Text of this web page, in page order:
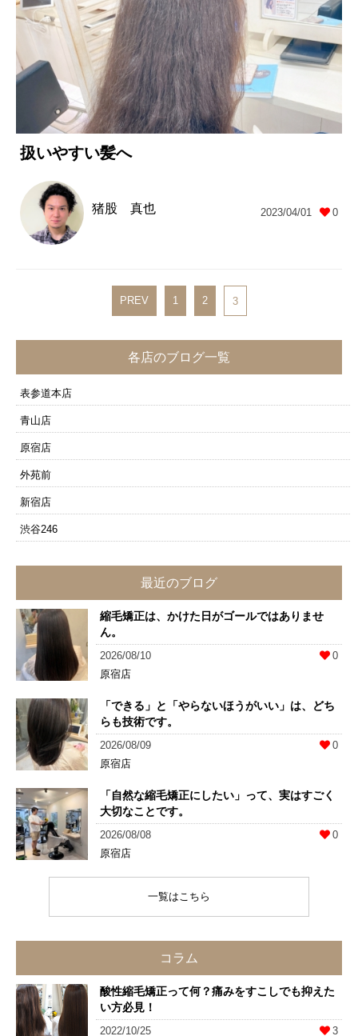
扱いやすい髪へ
猪股 真也 2023/04/01 0
PREV 1 2 3
各店のブログ一覧
表参道本店
青山店
原宿店
外苑前
新宿店
渋谷246
最近のブログ
縮毛矯正は、かけた日がゴールではありませ
ん。
2026/08/10
0
原宿店
「できる」と「やらないほうがいい」は、どち
らも技術です。
2026/08/09
0
原宿店
「自然な縮毛矯正にしたい」って、実はすごく
大切なことです。
2026/08/08
0
原宿店
一覧はこちら
コラム
酸性縮毛矯正って何？痛みをすこしでも抑えた
い方必見！
2022/10/25 3